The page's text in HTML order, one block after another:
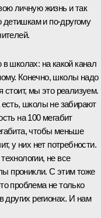
личную жизнь и так
и по‑другому
школах: на какой канал
Конечно, школы надо
стоит, мы это реализуем.
есть, школы не забирают
на 100 мегабит
чтобы меньше
у них нет потребности.
не все
проникли. С этим тоже
проблема не только
других регионах. И нам